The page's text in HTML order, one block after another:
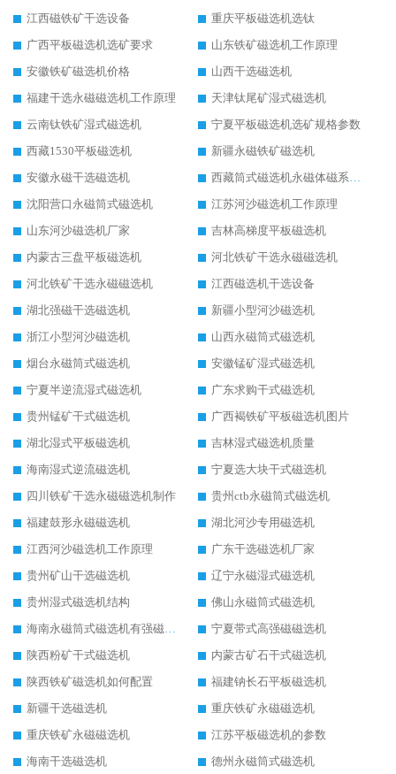
江西磁铁矿干选设备
重庆平板磁选机选钛
广西平板磁选机选矿要求
山东铁矿磁选机工作原理
安徽铁矿磁选机价格
山西干选磁选机
福建干选永磁磁选机工作原理
天津钛尾矿湿式磁选机
云南钛铁矿湿式磁选机
宁夏平板磁选机选矿规格参数
西藏1530平板磁选机
新疆永磁铁矿磁选机
安徽永磁干选磁选机
西藏筒式磁选机永磁体磁系设计
沈阳营口永磁筒式磁选机
江苏河沙磁选机工作原理
山东河沙磁选机厂家
吉林高梯度平板磁选机
内蒙古三盘平板磁选机
河北铁矿干选永磁磁选机
河北铁矿干选永磁磁选机
江西磁选机干选设备
湖北强磁干选磁选机
新疆小型河沙磁选机
浙江小型河沙磁选机
山西永磁筒式磁选机
烟台永磁筒式磁选机
安徽锰矿湿式磁选机
宁夏半逆流湿式磁选机
广东求购干式磁选机
贵州锰矿干式磁选机
广西褐铁矿平板磁选机图片
湖北湿式平板磁选机
吉林湿式磁选机质量
海南湿式逆流磁选机
宁夏选大块干式磁选机
四川铁矿干选永磁磁选机制作
贵州ctb永磁筒式磁选机
福建鼓形永磁磁选机
湖北河沙专用磁选机
江西河沙磁选机工作原理
广东干选磁选机厂家
贵州矿山干选磁选机
辽宁永磁湿式磁选机
贵州湿式磁选机结构
佛山永磁筒式磁选机
海南永磁筒式磁选机有强磁的吗
宁夏带式高强磁磁选机
陕西粉矿干式磁选机
内蒙古矿石干式磁选机
陕西铁矿磁选机如何配置
福建钠长石平板磁选机
新疆干选磁选机
重庆铁矿永磁磁选机
重庆铁矿永磁磁选机
江苏平板磁选机的参数
海南干选磁选机
德州永磁筒式磁选机